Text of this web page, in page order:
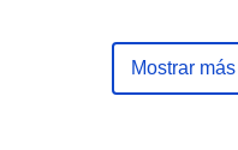
Mostrar más